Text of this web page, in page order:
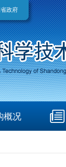
政府
概况